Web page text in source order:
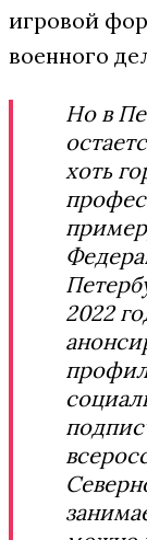
игровой
военного
Но в
хоть
2022